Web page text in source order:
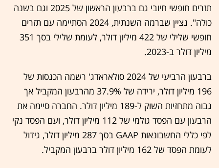
תזרים חופשי חיובי גם ברבעון הראשון של 2025 וגם בשנה
כולה". נציין שברמה השנתית, 2024 הסתיימה עם תזרים
חופשי שלילי של 422 מיליון דולר, לעומת שלילי בסך 351
מיליון דולר ב-2023.
ברבעון הרביעי של 2024 סולאראדג' רשמה הכנסות של
196 מיליון דולר, ירידה של 37.9% מהרבעון המקביל אך
גבוה מתחזיות השוק ל-189 מיליון דולר. החברה סיימה את
הרבעון עם הפסד גולמי של 112 מיליון דולר, ועם הפסד נקי
לפי כללי החשבונאות GAAP בסך 287 מיליון דולר, גידול
לעומת הפסד של 162 מיליון דולר ברבעון המקביל.